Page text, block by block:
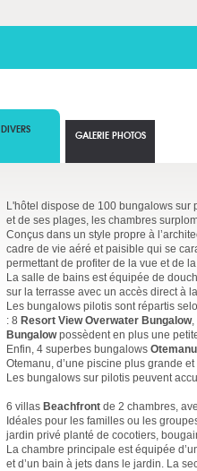
DIVERS
L'hôtel dispose de 100 bungalows sur
et de ses plages, les chambres
Conçus dans un style propre à
cadre de vie aéré et paisible qui se
permettant de profiter de la vue et de
La salle de bains est équipée de
sur la terrasse avec un accès direct à
Les bungalows pilotis sont répartis
: 8 Resort View Overwater Bungalow,
Bungalowpossèdent en plus une
Enfin, 4 superbes bungalows
Otemanu, d’une piscine plus grande
Les bungalows sur pilotis peuvent
6 villas Beachfront de 2 chambres,
Idéales pour les familles ou les
jardin privé planté de cocotiers,
La chambre principale est équipée
et d’un bain à jets dans le jardin. La
GALERIE PHOTOS